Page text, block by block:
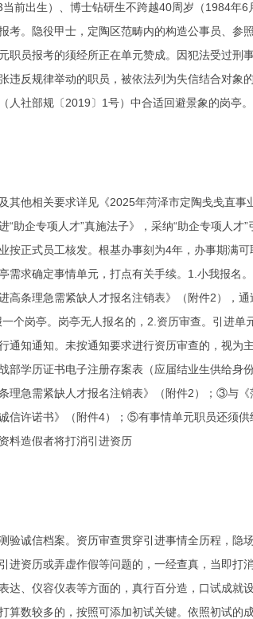
当前出生）、博士钻研生不跨越40周岁（1984年
考。隐役甲士，定陶区范畴内的构造公事员、参
职员报考的须经所正在单元赞成。因犯法受过刑
违反规律举动的职员，被依法列为失信结合对象
人社部规〔2019〕1号）中合适回避景象的岗亭
及其他相关要求详见《2025年菏泽市定陶戋戋直
“助企专项人才”真施法子》，采纳“助企专项人
按正式员工核发。根基办事刻为4年，办事期满
需求确定事情单元，打点有关手续。1.小我报名
高条理急需紧缺人才报名注销表》（附件2），
一个岗亭。岗亭无人报名的，2.资历审查。引进
通知通知。未按通知要求进行资历审查的，视
部学历证书电子注册存案表（应届结业生供给
理急需紧缺人才报名注销表》（附件2）；③与
信许诺书》（附件4）；⑤有事情单元职员还须
资料造假者将打消引进资历
验诚信档案。资历审查贯穿引进事情全历程，
进资历或弄虚作假等问题的，一经查真，当即打
达、仪容仪表等方面的，真行百分造，口试成就
算数较多的，按照可添加初试关键。依照初试的